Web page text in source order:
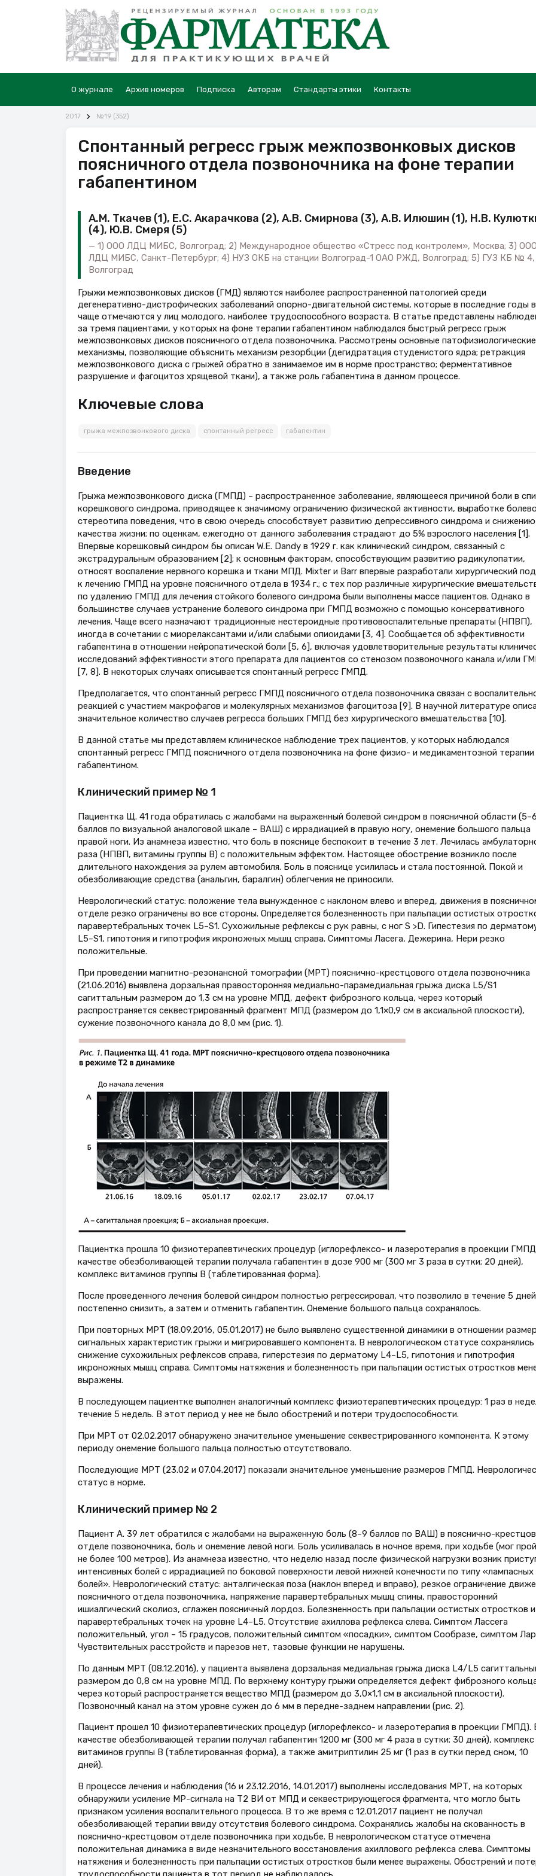
О журнале Архив номеров Подписка Авторам Стандарты этики Контакты
2017 №19 (352)
Спонтанный регресс грыж межпозвонковых дисков
поясничного отдела позвоночника на фоне терапии
габапентином
А.М. Ткачев (1), Е.С. Акарачкова (2), А.В. Смирнова (3), А.В. Илюшин (1), Н.В.
(4), Ю.В. Смеря (5)
1) ООО ЛДЦ МИБС, Волгоград; 2) Международное общество «Стресс под контролем», Москва; 3) ООО
ЛДЦ МИБС, Санкт-Петербург; 4) НУЗ ОКБ на станции Волгоград-1 ОАО РЖД, Волгоград; 5) ГУЗ КБ № 4,
Волгоград
Грыжи межпозвонковых дисков (ГМД) являются наиболее распространенной патологией среди
дегенеративно-дистрофических заболеваний опорно-двигательной системы, которые в последние годы
чаще отмечаются у лиц молодого, наиболее трудоспособного возраста. В статье представлены
за тремя пациентами, у которых на фоне терапии габапентином наблюдался быстрый регресс грыж
межпозвонковых дисков поясничного отдела позвоночника. Рассмотрены основные патофизиологические
механизмы, позволяющие объяснить механизм резорбции (дегидратация студенистого ядра; ретракция
межпозвонкового диска с грыжей обратно в занимаемое им в норме пространство; ферментативное
разрушение и фагоцитоз хрящевой ткани), а также роль габапентина в данном процессе.
Ключевые слова
грыжа межпозвонкового диска спонтанный регресс габапентин
Введение
Грыжа межпозвонкового диска (ГМПД) – распространенное заболевание, являющееся причиной боли в
корешкового синдрома, приводящее к значимому ограничению физической активности, выработке
стереотипа поведения, что в свою очередь способствует развитию депрессивного синдрома и снижению
качества жизни; по оценкам, ежегодно от данного заболевания страдают до 5% взрослого населения [1].
Впервые корешковый синдром бы описан W.E. Dandy в 1929 г. как клинический синдром, связанный с
экстрадуральным образованием [2]; к основным факторам, способствующим развитию радикулопатии,
относят воспаление нервного корешка и ткани МПД. Mixter и Barr впервые разработали хирургический
к лечению ГМПД на уровне поясничного отдела в 1934 г.; с тех пор различные хирургические
по удалению ГМПД для лечения стойкого болевого синдрома были выполнены массе пациентов. Однако в
большинстве случаев устранение болевого синдрома при ГМПД возможно с помощью консервативного
лечения. Чаще всего назначают традиционные нестероидные противовоспалительные препараты (НПВП),
иногда в сочетании с миорелаксантами и/или слабыми опиоидами [3, 4]. Сообщается об эффективности
габапентина в отношении нейропатической боли [5, 6], включая удовлетворительные результаты
исследований эффективности этого препарата для пациентов со стенозом позвоночного канала и/или
[7, 8]. В некоторых случаях описывается спонтанный регресс ГМПД.
Предполагается, что спонтанный регресс ГМПД поясничного отдела позвоночника связан с
реакцией с участием макрофагов и молекулярных механизмов фагоцитоза [9]. В научной литературе
значительное количество случаев регресса больших ГМПД без хирургического вмешательства [10].
В данной статье мы представляем клиническое наблюдение трех пациентов, у которых наблюдался
спонтанный регресс ГМПД поясничного отдела позвоночника на фоне физио- и медикаментозной терапии
габапентином.
Клинический пример № 1
Пациентка Щ. 41 года обратилась c жалобами на выраженный болевой синдром в поясничной области (5–6
баллов по визуальной аналоговой шкале – ВАШ) с иррадиацией в правую ногу, онемение большого пальца
правой ноги. Из анамнеза известно, что боль в пояснице беспокоит в течение 3 лет. Лечилась
раза (НПВП, витамины группы В) с положительным эффектом. Настоящее обострение возникло после
длительного нахождения за рулем автомобиля. Боль в пояснице усилилась и стала постоянной. Покой и
обезболивающие средства (анальгин, баралгин) облегчения не приносили.
Неврологический статус: положение тела вынужденное с наклоном влево и вперед, движения в
отделе резко ограничены во все стороны. Определяется болезненность при пальпации остистых
паравертебральных точек L5–S1. Сухожильные рефлексы с рук равны, с ног S >D. Гипестезия по
L5–S1, гипотония и гипотрофия икроножных мышц справа. Симптомы Ласега, Дежерина, Нери резко
положительные.
При проведении магнитно-резонансной томографии (МРТ) пояснично-крестцового отдела позвоночника
(21.06.2016) выявлена дорзальная правосторонняя медиально-парамедиальная грыжа диска L5/S1
сагиттальным размером до 1,3 см на уровне МПД, дефект фиброзного кольца, через который
распространяется секвестрированный фрагмент МПД (размером до 1,1×0,9 см в аксиальной плоскости),
сужение позвоночного канала до 8,0 мм (рис. 1).
Пациентка прошла 10 физиотерапевтических процедур (иглорефлексо- и лазеротерапия в проекции
качестве обезболивающей терапии получала габапентин в дозе 900 мг (300 мг 3 раза в сутки; 20 дней),
комплекс витаминов группы В (таблетированная форма).
После проведенного лечения болевой синдром полностью регрессировал, что позволило в течение 5 дней
постепенно снизить, а затем и отменить габапентин. Онемение большого пальца сохранялось.
При повторных МРТ (18.09.2016, 05.01.2017) не было выявлено существенной динамики в отношении
сигнальных характеристик грыжи и мигрировавшего компонента. В неврологическом статусе сохранялись
снижение сухожильных рефлексов справа, гиперстезия по дерматому L4–L5, гипотония и гипотрофия
икроножных мышц справа. Симптомы натяжения и болезненность при пальпации остистых отростков
выражены.
В последующем пациентке выполнен аналогичный комплекс физиотерапевтических процедур: 1 раз в
течение 5 недель. В этот период у нее не было обострений и потери трудоспособности.
При МРТ от 02.02.2017 обнаружено значительное уменьшение секвестрированного компонента. К этому
периоду онемение большого пальца полностью отсутствовало.
Последующие МРТ (23.02 и 07.04.2017) показали значительное уменьшение размеров ГМПД.
статус в норме.
Клинический пример № 2
Пациент А. 39 лет обратился с жалобами на выраженную боль (8–9 баллов по ВАШ) в пояснично-
отделе позвоночника, боль и онемение левой ноги. Боль усиливалась в ночное время, при ходьбе (мог
не более 100 метров). Из анамнеза известно, что неделю назад после физической нагрузки возник
интенсивных болей с иррадиацией по боковой поверхности левой нижней конечности по типу «лампасных
болей». Неврологический статус: анталгическая поза (наклон вперед и вправо), резкое ограничение
поясничного отдела позвоночника, напряжение паравертебральных мышц спины, правосторонний
ишиалгический сколиоз, сглажен поясничный лордоз. Болезненность при пальпации остистых отростков и
паравертебральных точек на уровне L4–L5. Отсутствие ахиллова рефлекса слева. Симптом Лассега
положительный, угол – 15 градусов, положительный симптом «посадки», симптом Сообразе, симптом
Чувствительных расстройств и парезов нет, тазовые функции не нарушены.
По данным МРТ (08.12.2016), у пациента выявлена дорзальная медиальная грыжа диска L4/L5
размером до 0,8 см на уровне МПД. По верхнему контуру грыжи определяется дефект фиброзного
через который распространяется вещество МПД (размером до 3,0×1,1 см в аксиальной плоскости).
Позвоночный канал на этом уровне сужен до 6 мм в передне-заднем направлении (рис. 2).
Пациент прошел 10 физиотерапевтических процедур (иглорефлексо- и лазеротерапия в проекции ГМПД).
качестве обезболивающей терапии получал габапентин 1200 мг (300 мг 4 раза в сутки; 30 дней), комплекс
витаминов группы В (таблетированная форма), а также амитриптилин 25 мг (1 раз в сутки перед сном, 10
дней).
В процессе лечения и наблюдения (16 и 23.12.2016, 14.01.2017) выполнены исследования МРТ, на которых
обнаружили усиление МР-сигнала на Т2 ВИ от МПД и секвестрирующегося фрагмента, что могло быть
признаком усиления воспалительного процесса. В то же время с 12.01.2017 пациент не получал
обезболивающей терапии ввиду отсутствия болевого синдрома. Сохранялись жалобы на скованность в
пояснично-крестцовом отделе позвоночника при ходьбе. В неврологическом статусе отмечена
положительная динамика в виде незначительного восстановления ахиллового рефлекса слева. Симптомы
натяжения и болезненность при пальпации остистых отростков были менее выражены. Обострений и